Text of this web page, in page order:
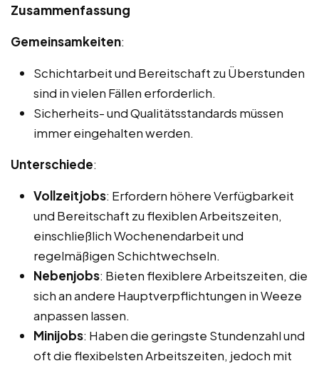
Zusammenfassung
Gemeinsamkeiten:
Schichtarbeit und Bereitschaft zu Überstunden
sind in vielen Fällen erforderlich.
Sicherheits- und Qualitätsstandards müssen
immer eingehalten werden.
Unterschiede:
Vollzeitjobs: Erfordern höhere Verfügbarkeit
und Bereitschaft zu flexiblen Arbeitszeiten,
einschließlich Wochenendarbeit und
regelmäßigen Schichtwechseln.
Nebenjobs: Bieten flexiblere Arbeitszeiten, die
sich an andere Hauptverpflichtungen in Weeze
anpassen lassen.
Minijobs: Haben die geringste Stundenzahl und
oft die flexibelsten Arbeitszeiten, jedoch mit